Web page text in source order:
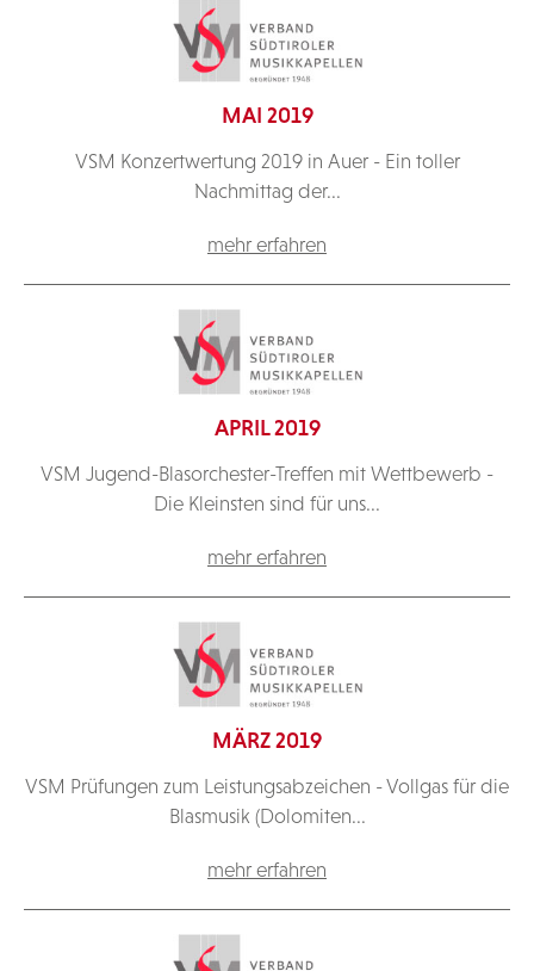
MAI 2019
VSM Konzertwertung 2019 in Auer - Ein toller
Nachmittag der...
mehr erfahren
APRIL 2019
VSM Jugend-Blasorchester-Treffen mit Wettbewerb -
Die Kleinsten sind für uns...
mehr erfahren
MÄRZ 2019
VSM Prüfungen zum Leistungsabzeichen - Vollgas für die
Blasmusik (Dolomiten...
mehr erfahren